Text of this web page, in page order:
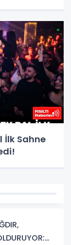
İlk Sahne